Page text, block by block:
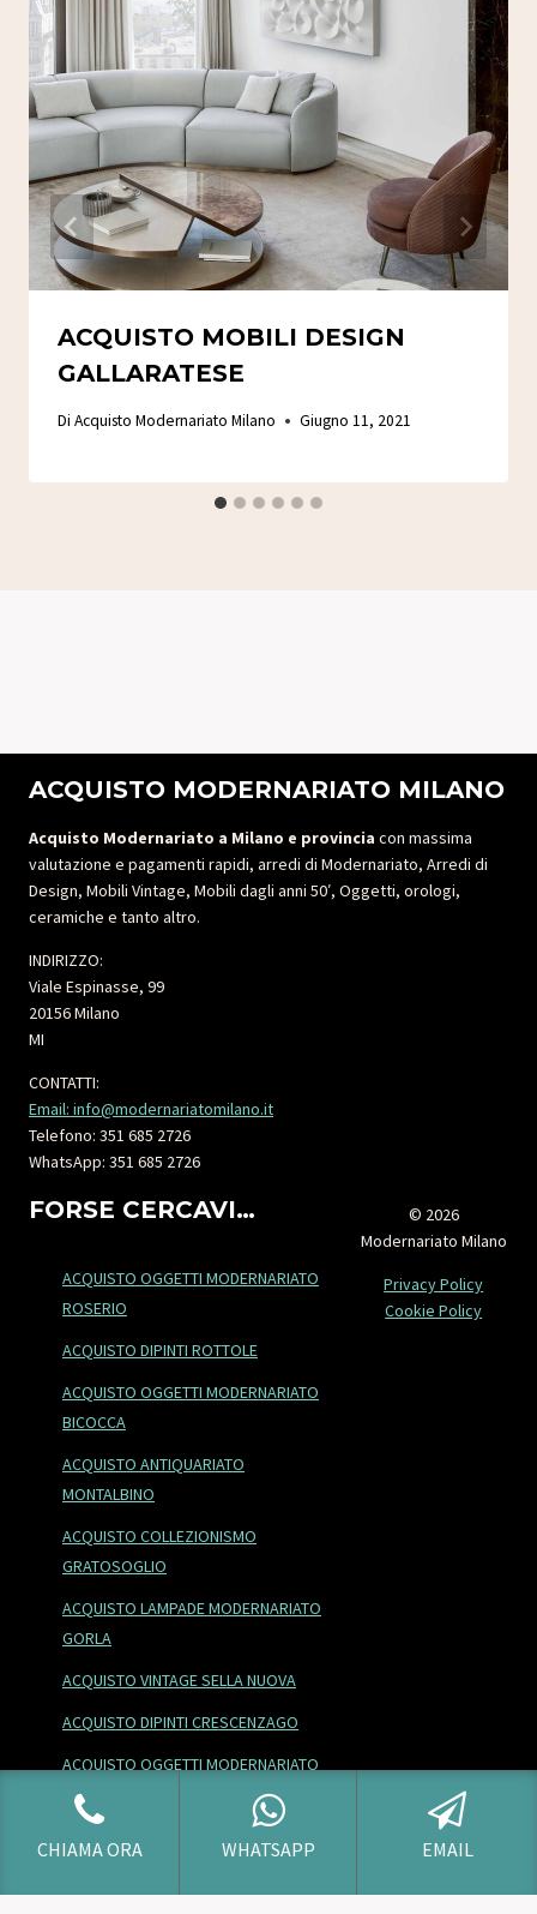
ACQUISTO MOBILI DESIGN
GALLARATESE
Di Acquisto Modernariato Milano Giugno 11, 2021
ACQUISTO MODERNARIATO MILANO
Acquisto Modernariato a Milano e provincia con massima
valutazione e pagamenti rapidi, arredi di Modernariato, Arredi di
Design, Mobili Vintage, Mobili dagli anni 50′, Oggetti, orologi,
ceramiche e tanto altro.
INDIRIZZO:
Viale Espinasse, 99
20156 Milano
MI
CONTATTI:
Email: info@modernariatomilano.it
Telefono: 351 685 2726
WhatsApp: 351 685 2726
FORSE CERCAVI…
ACQUISTO OGGETTI MODERNARIATO
ROSERIO
ACQUISTO DIPINTI ROTTOLE
ACQUISTO OGGETTI MODERNARIATO
BICOCCA
ACQUISTO ANTIQUARIATO
MONTALBINO
ACQUISTO COLLEZIONISMO
GRATOSOGLIO
ACQUISTO LAMPADE MODERNARIATO
GORLA
ACQUISTO VINTAGE SELLA NUOVA
ACQUISTO DIPINTI CRESCENZAGO
ACQUISTO OGGETTI MODERNARIATO
LORENTEGGIO
© 2026
Modernariato Milano
Privacy Policy
Cookie Policy
CHIAMA ORA WHATSAPP EMAIL